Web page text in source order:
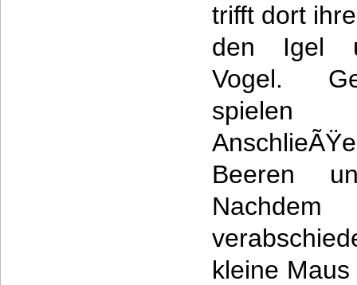
trifft dort
den Igel
Vogel.
spielen
Beeren
kleine